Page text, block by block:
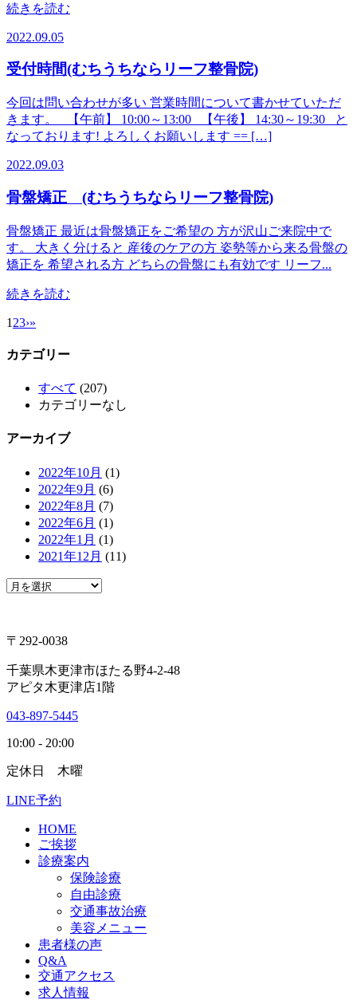
続きを読む
2022.09.05
受付時間(むちうちならリーフ整骨院)
今回は問い合わせが多い 営業時間について書かせていただ
きます。 【午前】 10:00～13:00 【午後】 14:30～19:30 と
なっております! よろしくお願いします == […]
2022.09.03
骨盤矯正 (むちうちならリーフ整骨院)
骨盤矯正 最近は骨盤矯正をご希望の 方が沢山ご来院中で
す。 大きく分けると 産後のケアの方 姿勢等から来る骨盤の
矯正を 希望される方 どちらの骨盤にも有効です リーフ...
続きを読む
1 23›»
カテゴリー
すべて (207)
カテゴリーなし
アーカイブ
2022年10月 (1)
2022年9月 (6)
2022年8月 (7)
2022年6月 (1)
2022年1月 (1)
2021年12月 (11)
〒292-0038
千葉県木更津市ほたる野4-2-48
アピタ木更津店1階
043-897-5445
10:00 - 20:00
定休日 木曜
LINE予約
HOME
ご挨拶
診療案内
保険診療
自由診療
交通事故治療
美容メニュー
患者様の声
Q&A
交通アクセス
求人情報